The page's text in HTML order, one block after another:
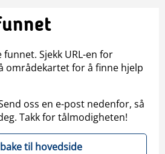
Sjekk URL-en for
områdekartet for å finne hjelp
oss en e-post nedenfor, så
Takk for tålmodigheten!
til hovedside